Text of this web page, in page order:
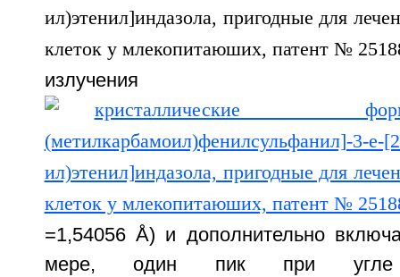
=1,54056 Å) и дополнительно
мере, один пик при